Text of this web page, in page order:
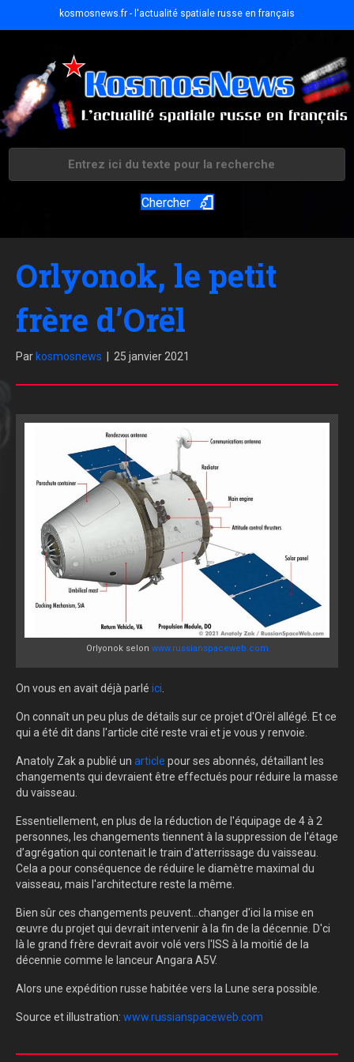
kosmosnews.fr - l'actualité spatiale russe en français
Chercher
Orlyonok, le petit
frère d’Orël
Par kosmosnews 25 janvier 2021
Orlyonok selon www.russianspaceweb.com
On vous en avait déjà parlé ici
On connaît un peu plus de détails sur ce projet d'Orël allégé. Et ce
qui a été dit dans l'article cité reste vrai et je vous y renvoie.
Anatoly Zak a publié un article pour ses abonnés, détaillant les
changements qui devraient être effectués pour réduire la masse
du vaisseau.
Essentiellement, en plus de la réduction de l'équipage de 4 à 2
personnes, les changements tiennent à la suppression de l'étage
d’agrégation qui contenait le train d'atterrissage du vaisseau.
Cela a pour conséquence de réduire le diamètre maximal du
vaisseau, mais l'architecture reste la même.
Bien sûr ces changements peuvent...changer d'ici la mise en
œuvre du projet qui devrait intervenir à la fin de la décennie. D'ci
là le grand frère devrait avoir volé vers l'ISS à la moitié de la
décennie comme le lanceur Angara A5V.
Alors une expédition russe habitée vers la Lune sera possible.
Source et illustration: www.russianspaceweb.com